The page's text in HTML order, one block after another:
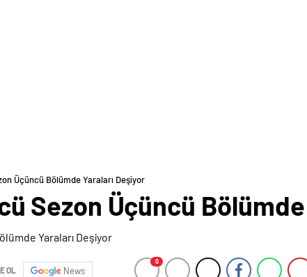
Üçüncü Bölümde Yaraları Deşiyor
Sezon Üçüncü
OL News
0